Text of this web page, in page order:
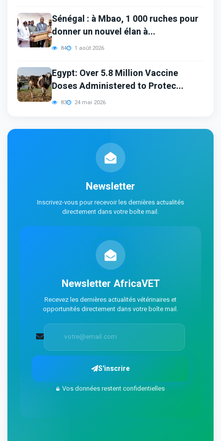
Sénégal : à Mbao, 1 000 ruches pour
donner un nouvel élan à...
84 1 août 2026
Egypt: Over 5.8 Million Vaccine
Doses Administered to Protec...
83 24 mai 2026
Newsletter
Inscrivez-vous pour recevoir les dernières actualités
directement dans votre boîte mail.
Newsletter AfricaVET
Recevez les dernières actualités vétérinaires et
opportunités directement dans votre boîte mail.
S'inscrire
Vos données restent confidentielles